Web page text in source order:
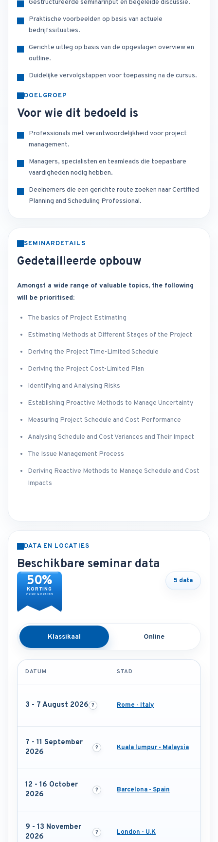
Gestructureerde seminarinput en begeleide discussie.
Praktische voorbeelden op basis van actuele
bedrijfssituaties.
Gerichte uitleg op basis van de opgeslagen overview en
outline.
Duidelijke vervolgstappen voor toepassing na de cursus.
DOELGROEP
Voor wie dit bedoeld is
Professionals met verantwoordelijkheid voor project
management.
Managers, specialisten en teamleads die toepasbare
vaardigheden nodig hebben.
Deelnemers die een gerichte route zoeken naar Certified
Planning and Scheduling Professional.
SEMINARDETAILS
Gedetailleerde opbouw
Amongst a wide range of valuable topics, the following
will be prioritised:
The basics of Project Estimating
Estimating Methods at Different Stages of the Project
Deriving the Project Time-Limited Schedule
Deriving the Project Cost-Limited Plan
Identifying and Analysing Risks
Establishing Proactive Methods to Manage Uncertainty
Measuring Project Schedule and Cost Performance
Analysing Schedule and Cost Variances and Their Impact
The Issue Management Process
Deriving Reactive Methods to Manage Schedule and Cost
Impacts
DATA EN LOCATIES
Beschikbare seminar data
50%
KORTING
VOOR GROEPEN
5 data
Klassikaal Online
DATUM STAD
3 - 7 August 2026 Rome - Italy
7 - 11 September
2026
Kuala lumpur - Malaysia
12 - 16 October
2026
Barcelona - Spain
9 - 13 November
2026
London - U.K